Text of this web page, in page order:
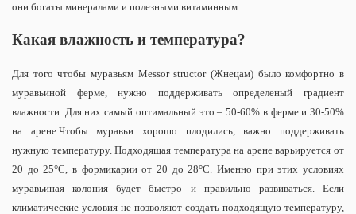
они богаты минералами и полезными витаминным.
Какая влажность и температура?
Для того чтобы муравьям Messor structor (Жнецам) было комфортно в
муравьиной ферме, нужно поддерживать определеный градиент
влажности. Для них самый оптимальный это – 50-60% в ферме и 30-50%
на арене.Чтобы муравьи хорошо плодились, важно поддерживать
нужную температуру. Подходящая температура на арене варьируется от
20 до 25°С, в формикарии от 20 до 28°С. Именно при этих условиях
муравьиная колония будет быстро и правильно развиваться. Если
климатические условия не позволяют создать подходящую температуру,